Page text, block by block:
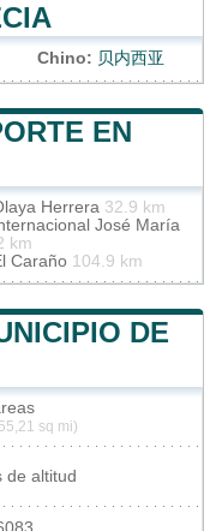
Chino: 贝内西亚
EN
Herrera 32.9 km
José María
km
Caraño 104.9 km
DE
sq mi)
de altitud